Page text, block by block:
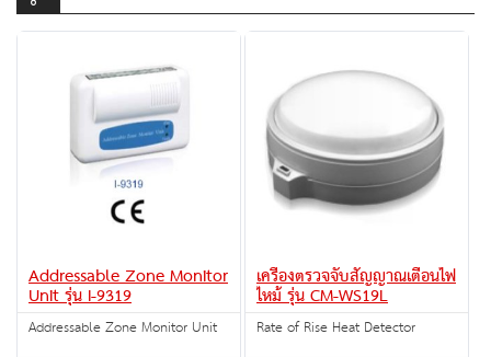
Addressable Zone Monitor
Unit รุ่น I-9319
Addressable Zone Monitor Unit
เครื่องตรวจจับสัญญาณเตือนไฟ
ไหม้ รุ่น CM-WS19L
Rate of Rise Heat Detector